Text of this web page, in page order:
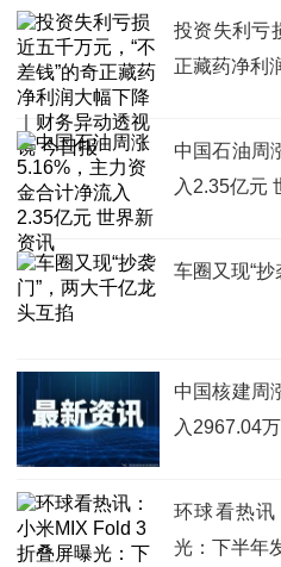
投资失利亏
正藏药净利
中国石油周
入2.35亿元
车圈又现“
中国核建周
入2967.04
环球看热讯
光：下半年